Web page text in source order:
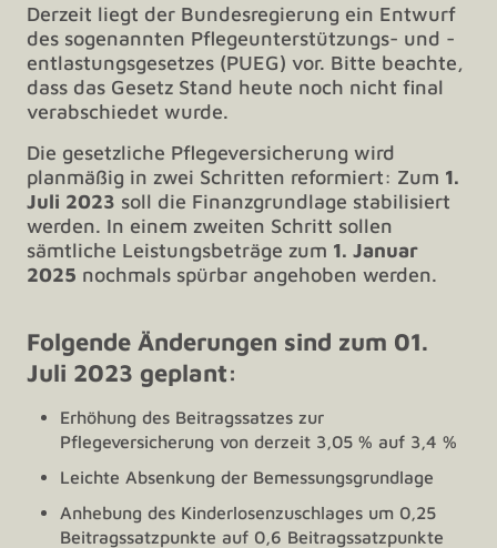
Derzeit liegt der Bundesregierung ein Entwurf
des sogenannten Pflegeunterstützungs- und -
entlastungsgesetzes (PUEG) vor. Bitte beachte,
dass das Gesetz Stand heute noch nicht final
verabschiedet wurde.
Die gesetzliche Pflegeversicherung wird
planmäßig in zwei Schritten reformiert: Zum 1.
Juli 2023 soll die Finanzgrundlage stabilisiert
werden. In einem zweiten Schritt sollen
sämtliche Leistungsbeträge zum 1. Januar
2025 nochmals spürbar angehoben werden.
Folgende Änderungen sind zum 01.
Juli 2023 geplant:
Erhöhung des Beitragssatzes zur
Pflegeversicherung von derzeit 3,05 % auf 3,4 %
Leichte Absenkung der Bemessungsgrundlage
Anhebung des Kinderlosenzuschlages um 0,25
Beitragssatzpunkte auf 0,6 Beitragssatzpunkte